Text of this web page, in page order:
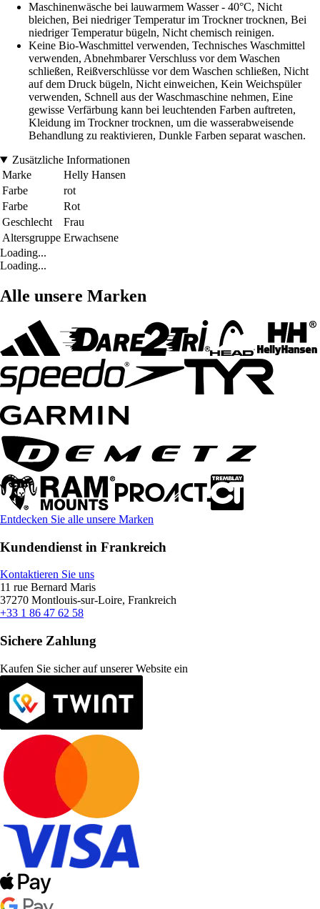
Maschinenwäsche bei lauwarmem Wasser - 40°C, Nicht
bleichen, Bei niedriger Temperatur im Trockner trocknen, Bei
niedriger Temperatur bügeln, Nicht chemisch reinigen.
Keine Bio-Waschmittel verwenden, Technisches Waschmittel
verwenden, Abnehmbarer Verschluss vor dem Waschen
schließen, Reißverschlüsse vor dem Waschen schließen, Nicht
auf dem Druck bügeln, Nicht einweichen, Kein Weichspüler
verwenden, Schnell aus der Waschmaschine nehmen, Eine
gewisse Verfärbung kann bei leuchtenden Farben auftreten,
Kleidung im Trockner trocknen, um die wasserabweisende
Behandlung zu reaktivieren, Dunkle Farben separat waschen.
Zusätzliche Informationen
Marke
Helly Hansen
Farbe
rot
Farbe
Rot
Geschlecht
Frau
Altersgruppe Erwachsene
Loading...
Loading...
Alle unsere Marken
Entdecken Sie alle unsere Marken
Kundendienst in Frankreich
Kontaktieren Sie uns
11 rue Bernard Maris
37270 Montlouis-sur-Loire, Frankreich
+33 1 86 47 62 58
Sichere Zahlung
Kaufen Sie sicher auf unserer Website ein